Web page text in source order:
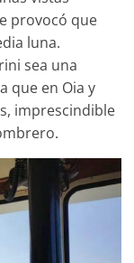
provocó que
luna.
sea una
que en Oia y
imprescindible